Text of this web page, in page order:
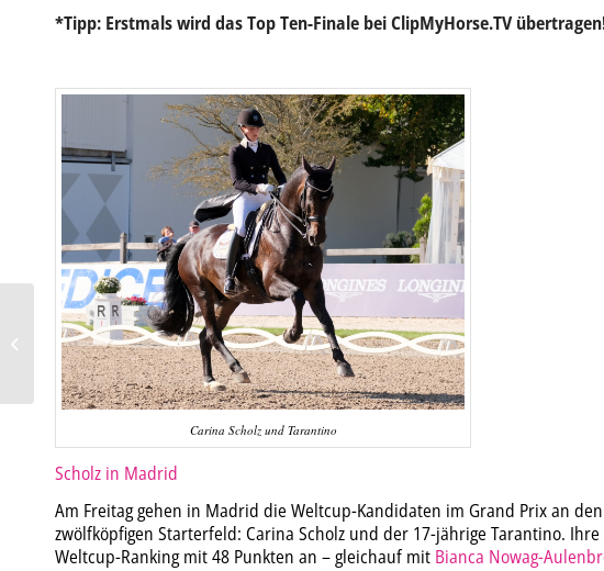
*Tipp: Erstmals wird das Top Ten-Finale bei ClipMyHorse.TV
Carina Scholz und Tarantino
Scholz in Madrid
Am Freitag gehen in Madrid die Weltcup-Kandidaten im Grand Prix an
zwölfköpfigen Starterfeld: Carina Scholz und der 17-jährige Tarantino.
Weltcup-Ranking mit 48 Punkten an – gleichauf mit Bianca Nowag-
Sebastian Heinze – Trainer
mit Vision und Phantasie